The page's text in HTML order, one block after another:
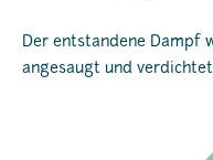
Der entstandene Dampf
angesaugt und